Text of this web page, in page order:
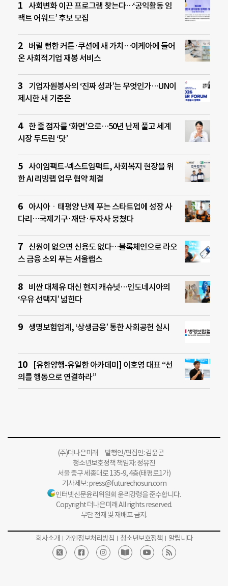
사회변화 이끈 프로그램 찾는다…‘공익활동 임
팩트 어워드’ 후보 모집
버릴 뻔한 커튼·쿠션에 새 가치…이케아에 들어
온 사회적기업 재봉 서비스
기업자원봉사의 ‘진짜 성과’는 무엇인가…UN이
제시한 새 기준은
한 줄 점자를 ‘화면’으로…50년 난제 풀고 세계
시장 두드린 ‘닷’
사이임팩트-넥스트임팩트, 사회복지 현장을 위
한 AI 리빙랩 업무 협약 체결
아시아ㆍ태평양 난제 푸는 스타트업에 성장 사
다리…국제기구·재단·투자사 뭉쳤다
신원이 없으면 신용도 없다…블록체인으로 라오
스 금융 소외 푸는 서울랩스
비싼 대체유 대신 현지 캐슈넛…인도네시아의
‘우유 선택지’ 넓힌다
생명보험업계, ‘상생금융’ 통한 사회공헌 실시
[유한양행-유일한 아카데미] 이호영 대표 “선
의를 행동으로 연결하라”
(주)더나은미래 발행인/편집인: 김윤곤
청소년보호정책 책임자: 정유진
서울 중구 세종대로 135-9, 4층(태평로1가)
기사제보:press@futurechosun.com
인터넷신문윤리위원회 윤리강령을 준수합니다.
Copyright 더나은미래 All rights reserved.
무단 전재 및 재배포 금지.
회사소개 개인정보처리방침 청소년보호정책 알립니다